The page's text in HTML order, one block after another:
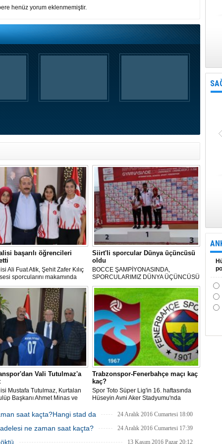
henüz yorum eklenmemiştir.
başarılı öğrencileri
Ali Fuat Atik, Şehit Zafer Kılıç
sporcularını makamında
Siirt'li sporcular Dünya üçüncüsü
oldu
BOCCE ŞAMPİYONASINDA,
SPORCULARIMIZ DÜNYA ÜÇÜNCÜSÜ
OLDU
Vali Tutulmaz'a
Mustafa Tutulmaz, Kurtalan
Başkanı Ahmet Minas ve
Trabzonspor-Fenerbahçe maçı kaç
kaç?
Spor Toto Süper Lig'in 16. haftasında
Hüseyin Avni Aker Stadyumu'nda
karşılaşıyor. Maçta ikinci yarı...
0'lık üstünlüğü ile tamamlandı.
hakem Kemal Yılma
saat kaçta?Hangi stad da 24 Aralık 2016 Cumartesi 18:00
ne zaman saat kaçta? 24 Aralık 2016 Cumartesi 17:39
13 Kasım 2016 Pazar 20:12